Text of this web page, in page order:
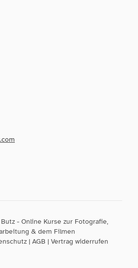
- Online Kurse zur Fotografie,
& dem Filmen
| AGB | Vertrag widerrufen